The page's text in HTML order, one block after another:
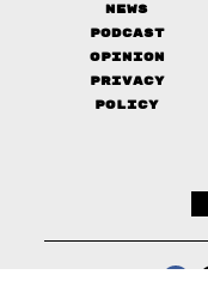
News
Podcast
Opinion
Privacy
Policy